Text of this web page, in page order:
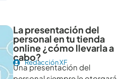
La presentación del
personal en tu tienda
online ¿cómo llevarla a
cabo?
Redacción XF
Una presentación del